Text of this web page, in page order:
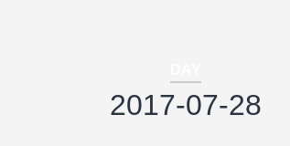
2017-07-28